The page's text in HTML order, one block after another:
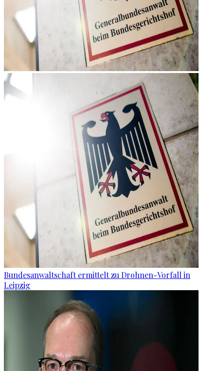
Bundesanwaltschaft ermittelt zu Drohnen-Vorfall in
Leipzig